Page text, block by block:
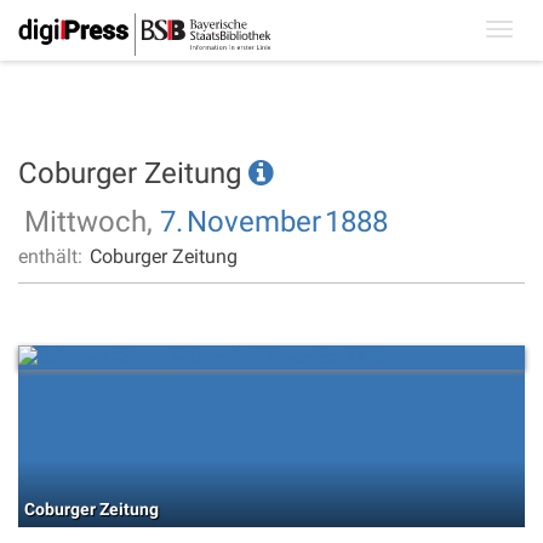
Coburger Zeitung
Mittwoch, 7. November1888
enthält: Coburger Zeitung
Coburger Zeitung